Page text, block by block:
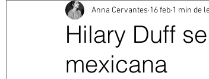
Entérate Deportes
Ayuntamiento de Los Cabos Informa
Hilary Duff
mexicana
Anna Cervantes 16 feb 1 min de